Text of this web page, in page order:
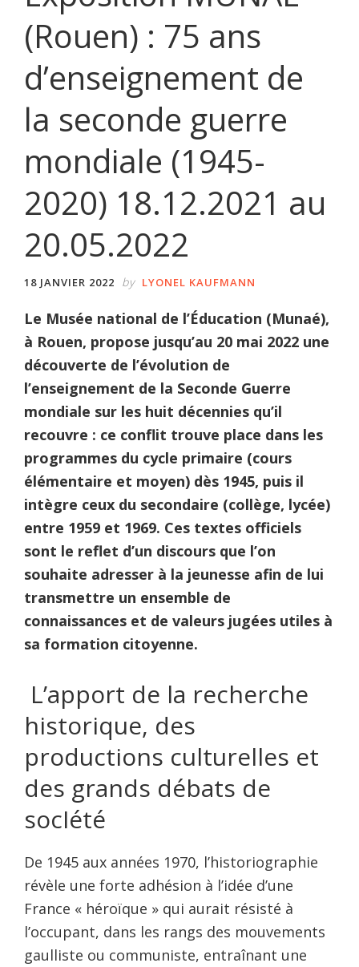
(Rouen) : 75 ans
d’enseignement de
la seconde guerre
mondiale (1945-
2020) 18.12.2021 au
20.05.2022
18 JANVIER 2022 by LYONEL KAUFMANN
Le Musée national de l’Éducation (Munaé),
à Rouen, propose jusqu’au 20 mai 2022 une
découverte de l’évolution de
l’enseignement de la Seconde Guerre
mondiale sur les huit décennies qu’il
recouvre : ce conflit trouve place dans les
programmes du cycle primaire (cours
élémentaire et moyen) dès 1945, puis il
intègre ceux du secondaire (collège, lycée)
entre 1959 et 1969. Ces textes officiels
sont le reflet d’un discours que l’on
souhaite adresser à la jeunesse afin de lui
transmettre un ensemble de
connaissances et de valeurs jugées utiles à
sa formation citoyenne.
L’apport de la recherche
historique, des
productions culturelles et
des grands débats de
socIété
De 1945 aux années 1970, l’historiographie
révèle une forte adhésion à l’idée d’une
France « héroïque » qui aurait résisté à
l’occupant, dans les rangs des mouvements
gaulliste ou communiste, entraînant une